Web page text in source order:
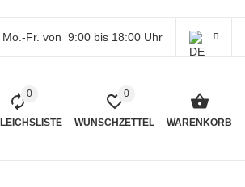
Mo.-Fr. von 9:00 bis 18:00 Uhr
0 0
WUNSCHZETTEL WARENKORB